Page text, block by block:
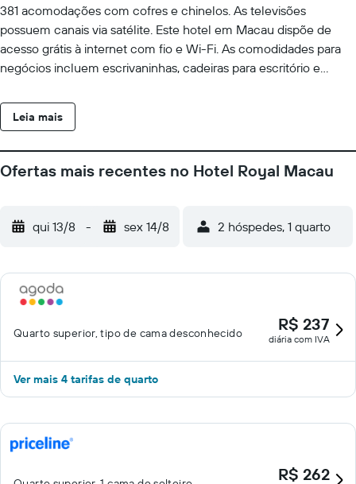
381 acomodações com cofres e chinelos. As televisões
possuem canais via satélite. Este hotel em Macau dispõe de
acesso grátis à internet com fio e Wi-Fi. As comodidades para
negócios incluem escrivaninhas, cadeiras para escritório e
e cortinas blackout. O serviço de limpeza é fornecido
diariamente. As instalações recreativas oferecidas por hotel
Leia mais
Ofertas mais recentes no Hotel Royal Macau
qui 13/8 - sex 14/8 2 hóspedes, 1 quarto
Quarto superior, tipo de cama desconhecido R$ 237
diária com IVA
Ver mais 4 tarifas de quarto
R$ 262